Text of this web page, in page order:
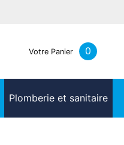
Votre Panier 0
Plomberie et sanitaire